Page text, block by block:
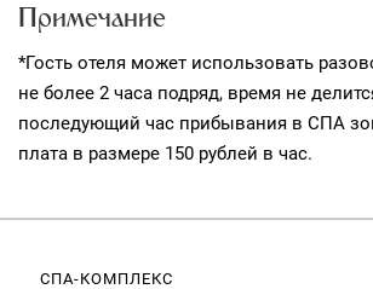
Примечание
*Гость отеля может использовать
не более 2 часа подряд, время не
последующий час прибывания в СПА
плата в размере 150 рублей в час.
СПА-КОМПЛЕКС